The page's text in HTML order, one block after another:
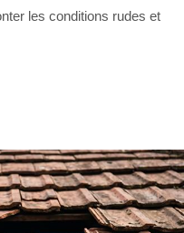
les conditions rudes et